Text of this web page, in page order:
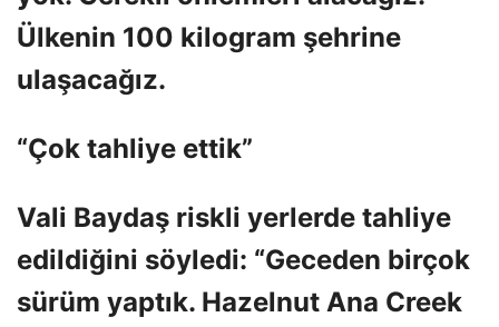
Ülkenin 100 kilogram şehrine
ulaşacağız.
“Çok tahliye ettik”
Vali Baydaş riskli yerlerde tahliye
edildiğini söyledi: “Geceden birçok
sürüm yaptık. Hazelnut Ana Creek